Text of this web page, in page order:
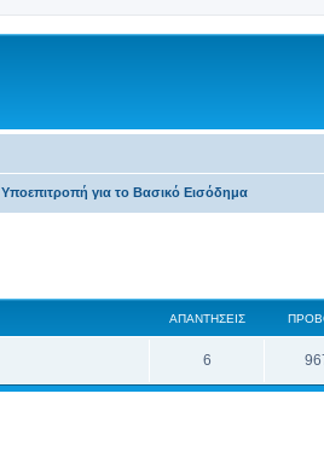
Υποεπιτροπή για το Βασικό Εισόδημα
ΑΠΑΝΤΉΣΕΙΣ
6